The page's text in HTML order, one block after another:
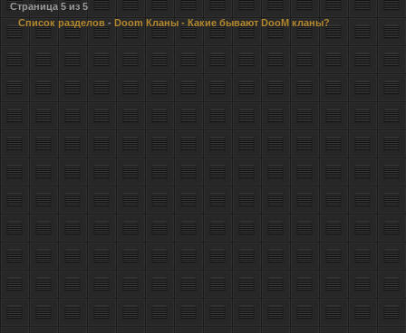
Страница 5из 5
Список разделов - Doom Кланы - Какие бывают DooM кланы?